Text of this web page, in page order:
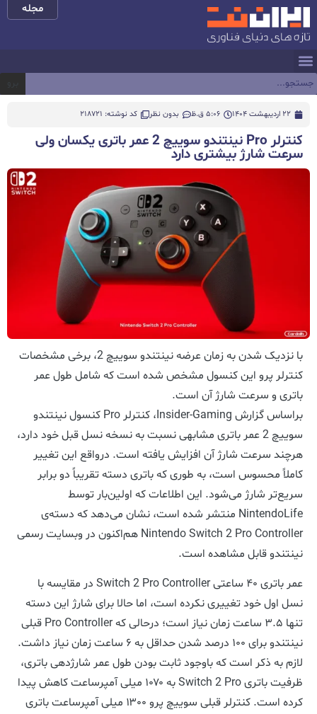
مجله
22 اردیبهشت 1404 5:06 ق.ظ بدون نظر کد نوشته: 218721
کنترلر Pro نینتندو سوییچ 2 عمر باتری یکسان ولی
سرعت شارژ بیشتری دارد
با نزدیک شدن به زمان عرضه نینتندو سوییچ 2، برخی مشخصات
کنترلر پرو این کنسول مشخص شده است که شامل طول عمر
باتری و سرعت شارژ آن است.
براساس گزارش Insider-Gaming، کنترلر Pro کنسول نینتندو
سوییچ 2 عمر باتری مشابهی نسبت به نسخه نسل قبل خود دارد،
هرچند سرعت شارژ آن افزایش یافته است. در‌واقع این تغییر
کاملاً محسوس است، به طوری که باتری دسته تقریباً دو برابر
سریع‌تر شارژ می‌شود. این اطلاعات که اولین‌بار توسط
Nintendo‌Life منتشر شده است، نشان می‌دهد که دسته‌ی
Nintendo Switch 2 Pro Controller هم‌اکنون در وبسایت رسمی
نینتندو قابل مشاهده است.
عمر باتری ۴۰ ساعتی Switch 2 Pro Controller در مقایسه با
نسل اول خود تغییری نکرده است، اما حالا برای شارژ این دسته
تنها ۳.۵ ساعت زمان نیاز است؛ درحالی که Pro Controller قبلی
نینتندو برای ۱۰۰ درصد شدن حداقل به ۶ ساعت زمان نیاز داشت.
لازم به ذکر است که باوجود ثابت بودن طول عمر شارژدهی باتری،
ظرفیت باتری Switch 2 Pro به ۱۰۷۰ میلی آمپرساعت کاهش پیدا
کرده است. کنترلر قبلی سوییچ پرو ۱۳۰۰ میلی آمپرساعت باتری